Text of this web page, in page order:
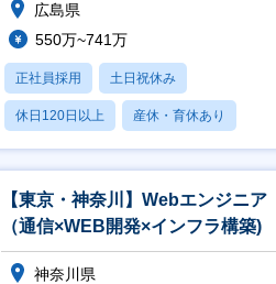
広島県
550万~741万
正社員採用 土日祝休み
休日120日以上 産休・育休あり
賞与あり
【東京・神奈川】Webエンジニア
（通信×WEB開発×インフラ構築)
神奈川県